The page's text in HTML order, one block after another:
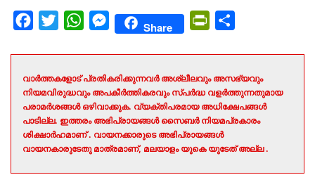
Facebook
Twitter WhatsAppMessengerShare PrintFriendly
വാർത്തകളോട് പ്രതികരിക്കുന്നവർ അശ്ലീലവും അസഭ്യവും
നിയമവിരുദ്ധവും അപകീർത്തികരവും സ്പർദ്ധ വളർത്തുന്നതുമായ
പരാമർശങ്ങൾ ഒഴിവാക്കുക. വ്യക്തിപരമായ അധിക്ഷേപങ്ങൾ
പാടില്ല. ഇത്തരം അഭിപ്രായങ്ങൾ സൈബർ നിയമപ്രകാരം
ശിക്ഷാർഹമാണ് . വായനക്കാരുടെ അഭിപ്രായങ്ങൾ
വായനകാരുടേതു മാത്രമാണ്, മലയാളം യുകെ യുടേത് അല്ല .